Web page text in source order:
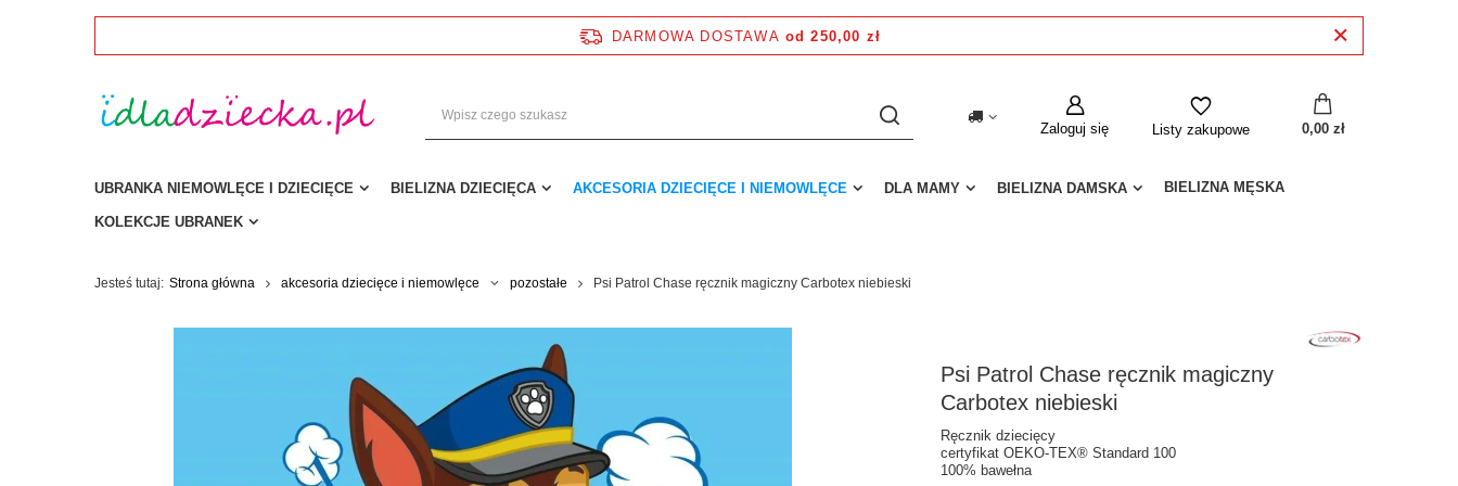
DARMOWA DOSTAWA od 250,00 zł
Zaloguj się Listy zakupowe 0,00 zł
UBRANKA NIEMOWLĘCE I DZIECIĘCE BIELIZNA DZIECIĘCA AKCESORIA DZIECIĘCE I NIEMOWLĘCE DLA MAMY BIELIZNA DAMSKA BIELIZNA MĘSKA
KOLEKCJE UBRANEK
Jesteś tutaj: Strona główna akcesoria dziecięce i niemowlęce pozostałe Psi Patrol Chase ręcznik magiczny Carbotex niebieski
Psi Patrol Chase ręcznik magiczny
Carbotex niebieski
Ręcznik dziecięcy
certyfikat OEKO-TEX® Standard 100
100% bawełna